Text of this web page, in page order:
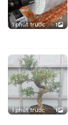
1 phút trước 1
1 phút trước 1